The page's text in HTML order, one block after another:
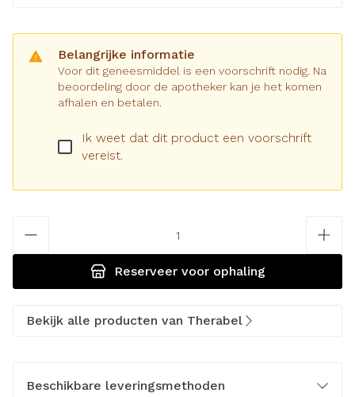
Belangrijke informatie
Voor dit geneesmiddel is een voorschrift nodig. Na
beoordeling door de apotheker kan je het komen
afhalen en betalen.
Ik weet dat dit product een voorschrift
vereist.
Reserveervoor ophaling
Bekijk alle producten van Therabel
Beschikbare leveringsmethoden